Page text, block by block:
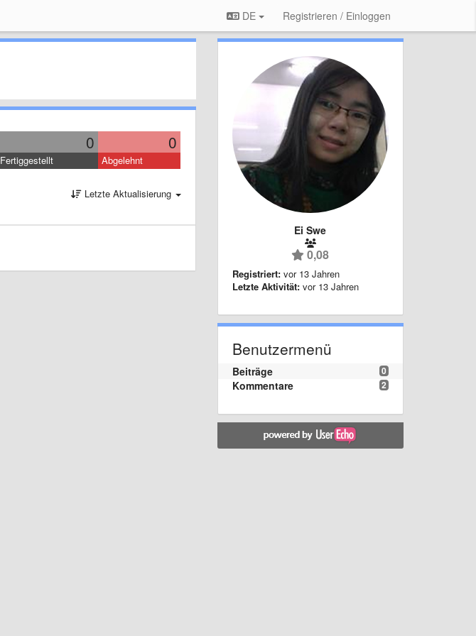
DE Registrieren / Einloggen
0 0
Fertiggestellt Abgelehnt
Letzte Aktualisierung
Ei Swe
0,08
Registriert: vor 13 Jahren
Letzte Aktivität: vor 13 Jahren
Benutzermenü
0
Beiträge
2
Kommentare